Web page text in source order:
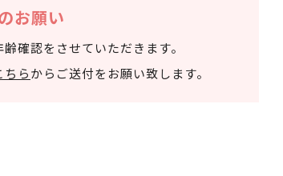
お願い
確認をさせていただきます。
ちらからご送付をお願い致します。